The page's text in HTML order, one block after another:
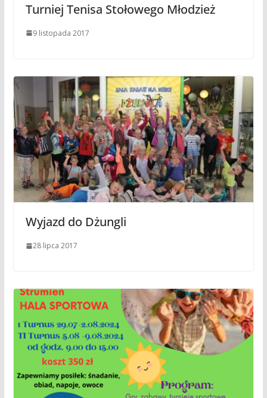
Turniej Tenisa Stołowego Młodzież
9 listopada 2017
Wyjazd do Dżungli
28 lipca 2017